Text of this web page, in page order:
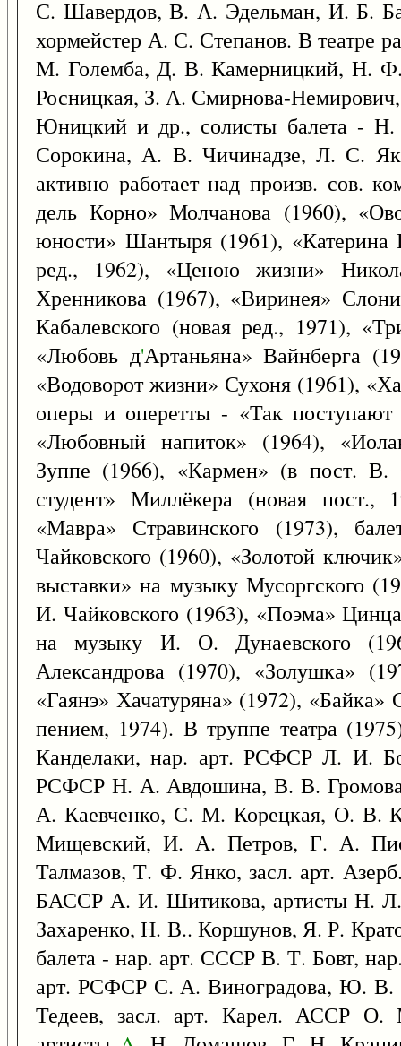
С. Шавердов, В. А. Эдельман, И. Б.
хормейстер А. С. Степанов. В театре
М. Големба, Д. В. Камерницкий, Н.
Росницкая, З. А. Смирнова-
Юницкий и др., солисты балета -
Сорокина, А. В. Чичинадзе, Л. С.
активно работает над произв. сов.
дель Корно» Молчанова (1960),
юности» Шантыря (1961), «Катерина
ред., 1962), «Ценою жизни»
Хренникова (1967), «Виринея»
Кабалевского (новая ред., 1971),
«Любовь д'Артаньяна» Вайнберга
«Водоворот жизни» Сухоня (1961),
оперы и оперетты - «Так
«Любовный напиток» (1964),
Зуппе (1966), «Кармен» (в пост.
студент» Миллёкера (новая
«Мавра» Стравинского (1973),
Чайковского (1960), «Золотой
выставки» на музыку Мусоргского
И. Чайковского (1963), «Поэма»
на музыку И. О. Дунаевского
Александрова (1970), «Золушка»
«Гаянэ» Хачатуряна» (1972), «Байка»
пением, 1974). В труппе театра
Канделаки, нар. арт. РСФСР Л. И.
РСФСР Н. А. Авдошина, В. В.
А. Каевченко, С. М. Корецкая, О. В.
Мищевский, И. А. Петров, Г. А.
Талмазов, Т. Ф. Янко, засл. арт.
БАССР А. И. Шитикова, артисты Н.
Захаренко, Н. В.. Коршунов, Я. Р.
балета - нар. арт. СССР В. Т. Бовт,
арт. РСФСР С. А. Виноградова, Ю. В.
Тедеев, засл. арт. Карел. АССР